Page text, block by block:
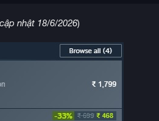
cập nhật 18/6/2026)